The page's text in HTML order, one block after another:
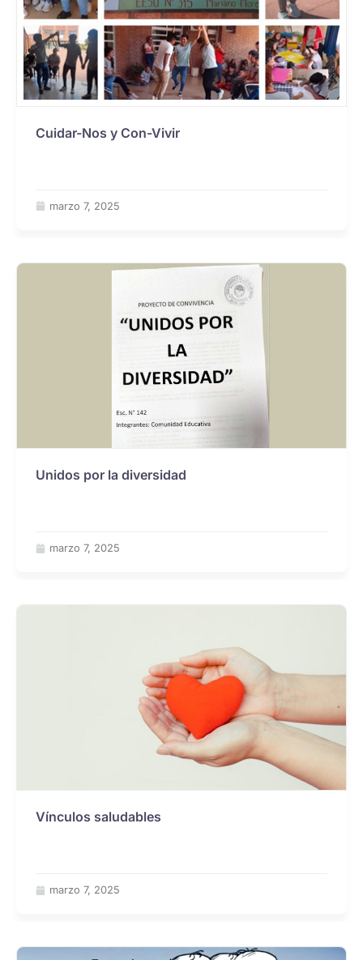
Cuidar-Nos y Con-Vivir
marzo 7, 2025
Unidos por la diversidad
marzo 7, 2025
Vínculos saludables
marzo 7, 2025